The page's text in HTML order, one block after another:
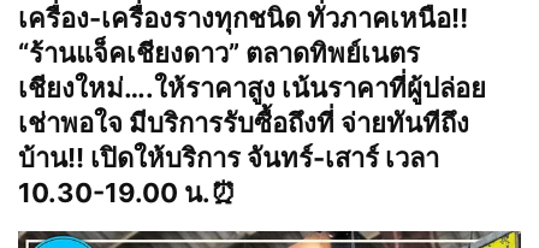
เครื่อง-เครื่องรางทุกชนิด ทั่วภาคเหนือ‼️
“ร้านแจ็คเชียงดาว” ตลาดทิพย์เนตร
เชียงใหม่….ให้ราคาสูง เน้นราคาที่ผู้ปล่อย
เช่าพอใจ มีบริการรับซื้อถึงที่ จ่ายทันทีถึง
บ้าน!! เปิดให้บริการ จันทร์-เสาร์ เวลา
10.30-19.00 น.⏰